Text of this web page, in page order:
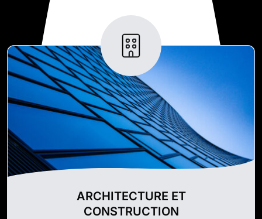
ARCHITECTURE ET
CONSTRUCTION